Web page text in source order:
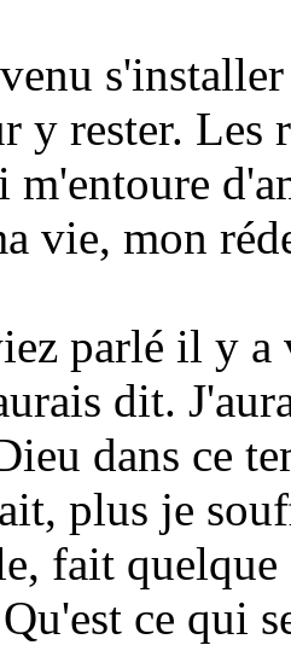
y rester.
m'entoure
vie, mon
parlé il y a
dit.
dans ce
plus je
fait
ce qui